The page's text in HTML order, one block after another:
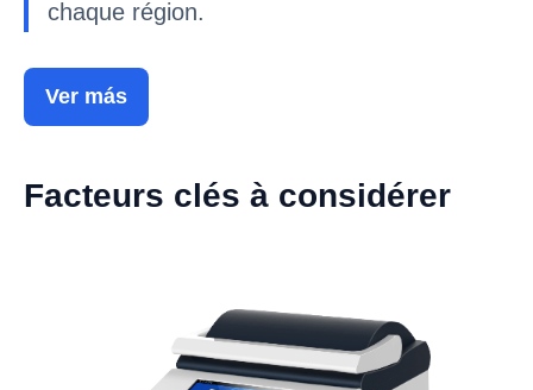
chaque région.
Ver más
Facteurs clés à considérer